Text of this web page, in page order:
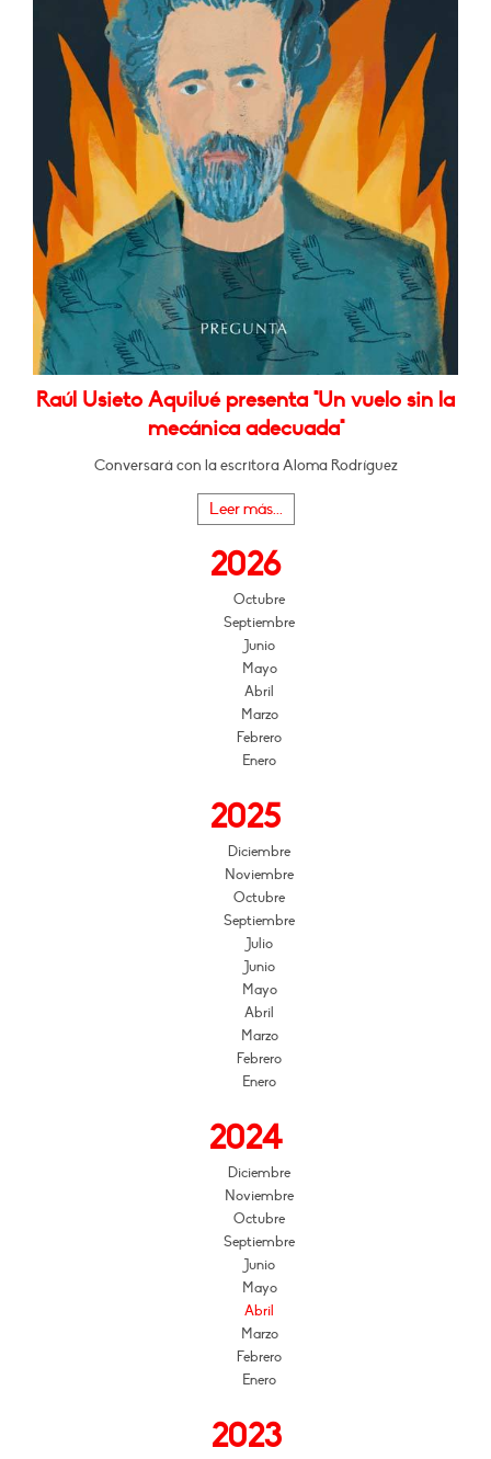
Raúl Usieto Aquilué presenta "Un vuelo sin la
mecánica adecuada"
Conversará con la escritora Aloma Rodríguez
Leer más...
2026
Octubre
Septiembre
Junio
Mayo
Abril
Marzo
Febrero
Enero
2025
Diciembre
Noviembre
Octubre
Septiembre
Julio
Junio
Mayo
Abril
Marzo
Febrero
Enero
2024
Diciembre
Noviembre
Octubre
Septiembre
Junio
Mayo
Abril
Marzo
Febrero
Enero
2023